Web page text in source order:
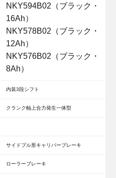
NKY594B02（ブラック・
16Ah）
NKY578B02（ブラック・
12Ah）
NKY576B02（ブラック・
8Ah）
内装3段シフト
クランク軸上合力発生一体型
サイドプル形キャリパーブレーキ
ローラーブレーキ